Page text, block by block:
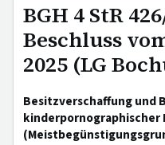
BGH 4 StR
Beschluss
2025 (LG
Besitzverschaffung und
kinderpornographischer